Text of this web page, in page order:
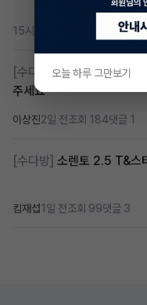
15시간 전 댓글 2
[수다방] Gv70 승계자분
주세요
이상진2일 전조회 184댓글 1
[수다방] 소렌토 2.5 T&스
킴재섭1일 전조회 99댓글 3
오늘 하루 그만보기